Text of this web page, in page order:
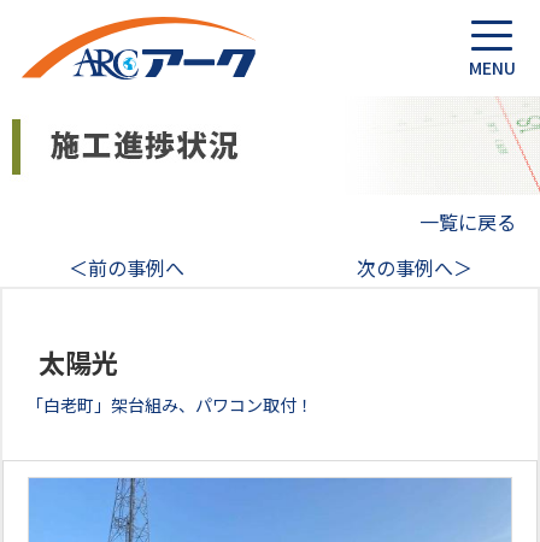
一覧に戻る
＜前の事例へ
次の事例へ＞
太陽光
「白老町」架台組み、パワコン取付！